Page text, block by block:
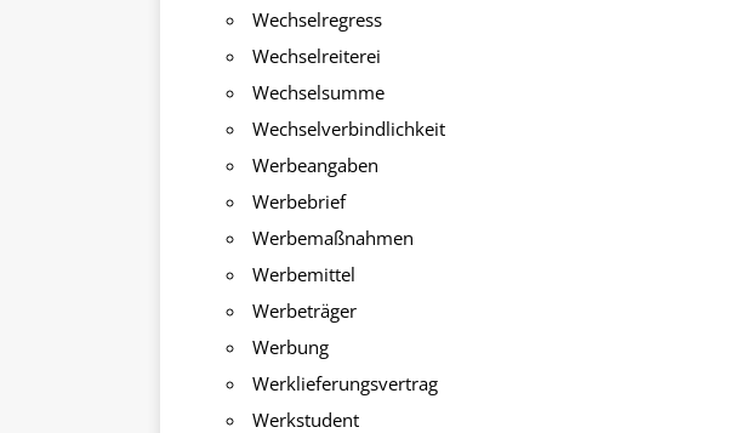
Wechselregress
Wechselreiterei
Wechselsumme
Wechselverbindlichkeit
Werbeangaben
Werbebrief
Werbemaßnahmen
Werbemittel
Werbeträger
Werbung
Werklieferungsvertrag
Werkstudent